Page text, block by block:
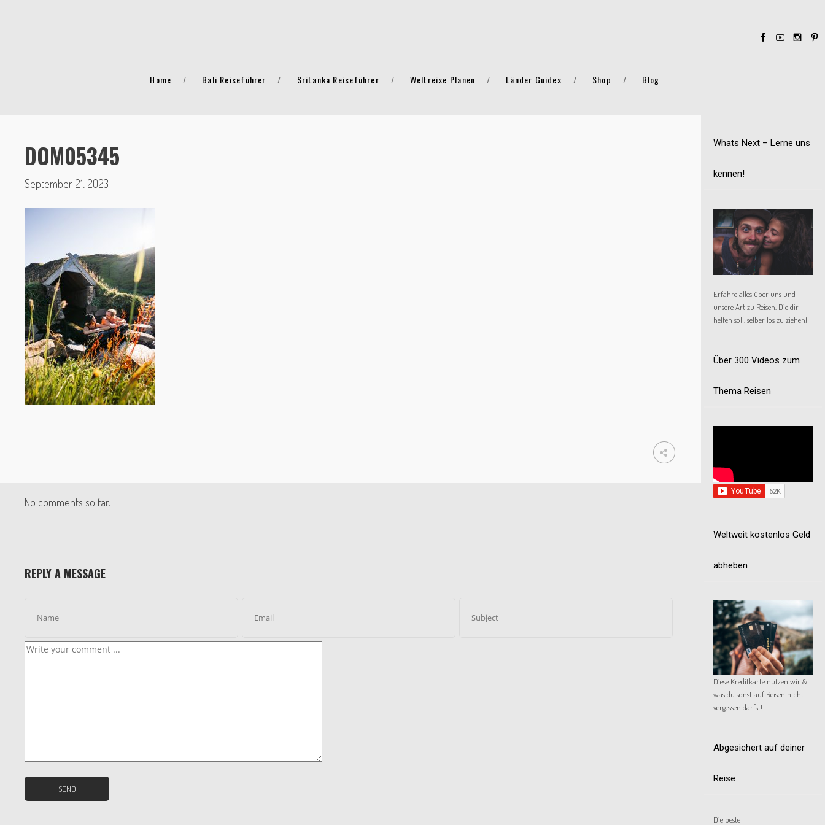
Home Bali Reiseführer SriLanka Reiseführer Weltreise Planen Länder Guides Shop Blog
DOM05345
September 21, 2023
No comments so far.
REPLY A MESSAGE
Whats Next – Lerne uns
kennen!
Erfahre alles über uns und
unsere Art zu Reisen. Die dir
helfen soll, selber los zu ziehen!
Über 300 Videos zum
Thema Reisen
Weltweit kostenlos Geld
abheben
Diese Kreditkarte nutzen wir &
was du sonst auf Reisen nicht
vergessen darfst!
Abgesichert auf deiner
Reise
Die beste